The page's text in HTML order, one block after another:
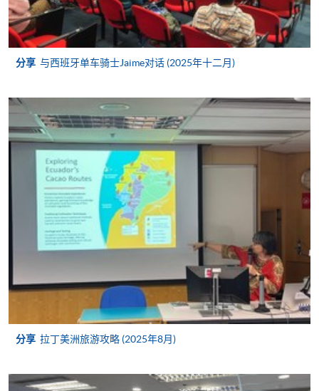
申请
付款方法
1. 现金、「易办事」（EPS）、微信支付
(WeChat Pay) 或支付宝(Alipay)
申请人可亲临学院任何一所报名中心，以现金、「易
办事」、微信支付（WeChat Pay）或支付宝
（Alipay） 缴付学费。
2. 支票或银行本票
如以划线支票或银行本票缴付，抬头请注明「香港大
学专业进修学院」。支票背面请写上课程名称及申请
人姓名。 阁下可：
亲临学院各报名中心递交划线支票、报名表格及有关
或可将上述文件一并寄交各报名中心，信封上请注明
分享 与西班牙单车骑士Jaime对话 (2025年十二月)
分享 拉丁美洲旅游攻略 (2025年8月)